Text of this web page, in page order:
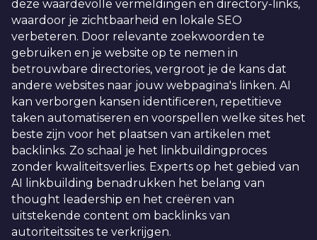
deze waardevolle vermeldingen en directory-links,
waardoor je zichtbaarheid en lokale SEO
verbeteren. Door relevante zoekwoorden te
gebruiken en je website op te nemen in
betrouwbare directories, vergroot je de kans dat
andere websites naar jouw webpagina's linken. AI
kan verborgen kansen identificeren, repetitieve
taken automatiseren en voorspellen welke sites het
beste zijn voor het plaatsen van artikelen met
backlinks. Zo schaal je het linkbuildingproces
zonder kwaliteitsverlies. Experts op het gebied van
AI linkbuilding benadrukken het belang van
thought leadership en het creëren van
uitstekende content om backlinks van
autoriteitssites te verkrijgen.